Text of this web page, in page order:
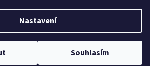
Nastavení
Souhlasím
Vytvořil Shoptet
. Všechna práva vyhrazena.